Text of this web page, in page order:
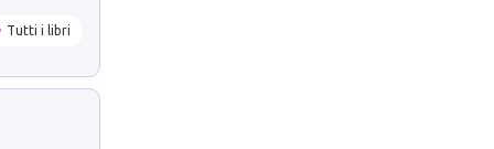
Tutti i libri